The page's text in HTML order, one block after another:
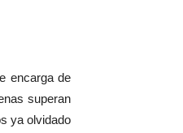
encarga de
superan
ya olvidado